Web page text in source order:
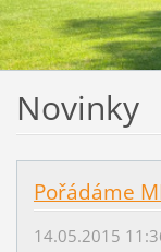
Novinky
Pořádáme
14.05.2015